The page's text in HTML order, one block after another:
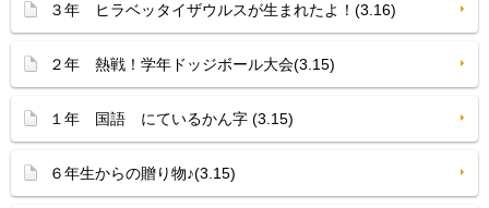
３年 ヒラベッタイザウルスが生まれたよ！(3.16)
２年 熱戦！学年ドッジボール大会(3.15)
１年 国語 にているかん字 (3.15)
６年生からの贈り物♪(3.15)